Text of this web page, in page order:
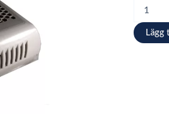
Cover
mängd
Lägg